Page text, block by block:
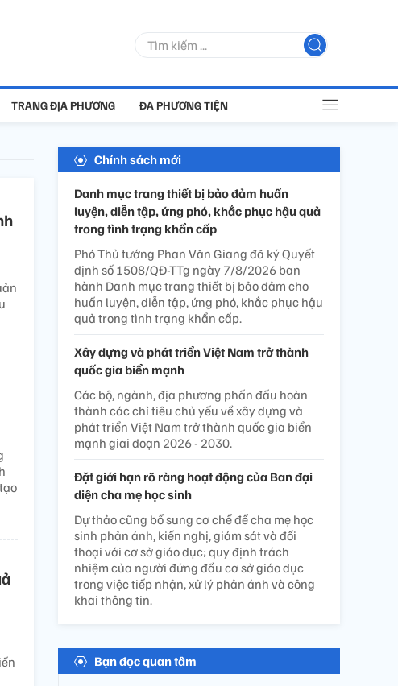
TRANG ĐỊA PHƯƠNG ĐA PHƯƠNG TIỆN
Chính sách mới
Danh mục trang thiết bị bảo đảm huấn
luyện, diễn tập, ứng phó, khắc phục hậu quả
trong tình trạng khẩn cấp
Phó Thủ tướng Phan Văn Giang đã ký Quyết
định số 1508/QĐ-TTg ngày 7/8/2026 ban
hành Danh mục trang thiết bị bảo đảm cho
huấn luyện, diễn tập, ứng phó, khắc phục hậu
quả trong tình trạng khẩn cấp.
Xây dựng và phát triển Việt Nam trở thành
quốc gia biển mạnh
Các bộ, ngành, địa phương phấn đấu hoàn
thành các chỉ tiêu chủ yếu về xây dựng và
phát triển Việt Nam trở thành quốc gia biển
mạnh giai đoạn 2026 - 2030.
Đặt giới hạn rõ ràng hoạt động của Ban đại
diện cha mẹ học sinh
Dự thảo cũng bổ sung cơ chế để cha mẹ học
sinh phản ánh, kiến nghị, giám sát và đối
thoại với cơ sở giáo dục; quy định trách
nhiệm của người đứng đầu cơ sở giáo dục
trong việc tiếp nhận, xử lý phản ánh và công
khai thông tin.
Bạn đọc quan tâm